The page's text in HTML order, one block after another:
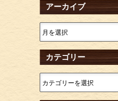
アーカイブ
カテゴリー